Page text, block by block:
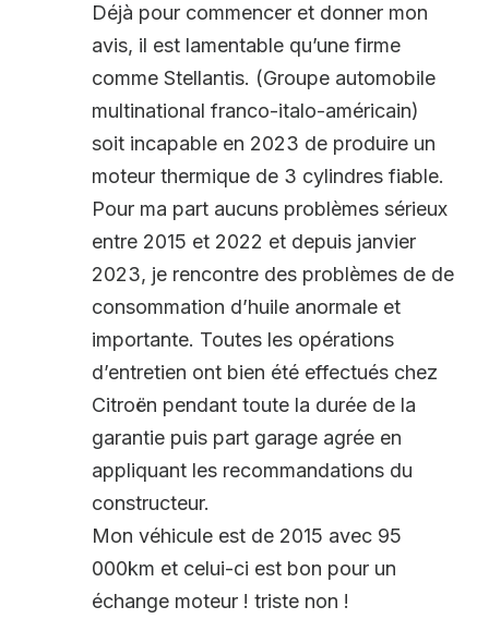
Déjà pour commencer et donner mon
avis, il est lamentable qu’une firme
comme Stellantis. (Groupe automobile
multinational franco-italo-américain)
soit incapable en 2023 de produire un
moteur thermique de 3 cylindres fiable.
Pour ma part aucuns problèmes sérieux
entre 2015 et 2022 et depuis janvier
2023, je rencontre des problèmes de de
consommation d’huile anormale et
importante. Toutes les opérations
d’entretien ont bien été effectués chez
Citroën pendant toute la durée de la
garantie puis part garage agrée en
appliquant les recommandations du
constructeur.
Mon véhicule est de 2015 avec 95
000km et celui-ci est bon pour un
échange moteur ! triste non !